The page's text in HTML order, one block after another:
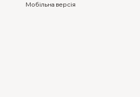
Мобільна версія